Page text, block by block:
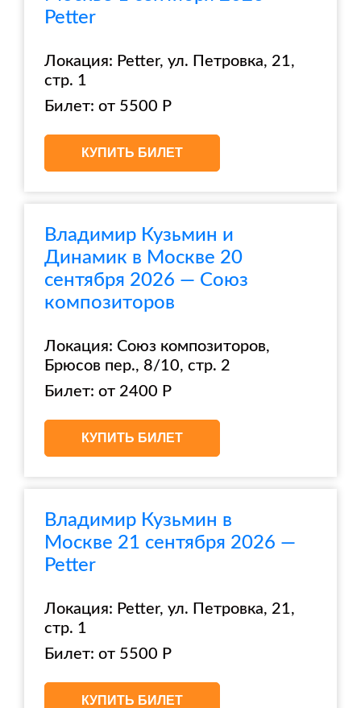
Petter
Локация: Petter, ул. Петровка, 21,
стр. 1
Билет: от 5500 Р
КУПИТЬ БИЛЕТ
Владимир Кузьмин и
Динамик в Москве 20
сентября 2026 — Союз
композиторов
Локация: Союз композиторов,
Брюсов пер., 8/10, стр. 2
Билет: от 2400 Р
КУПИТЬ БИЛЕТ
Владимир Кузьмин в
Москве 21 сентября 2026 —
Petter
Локация: Petter, ул. Петровка, 21,
стр. 1
Билет: от 5500 Р
КУПИТЬ БИЛЕТ